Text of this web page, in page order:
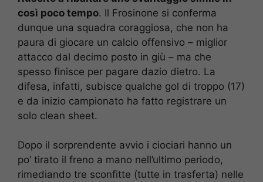
così poco tempo. Il Frosinone si conferma
dunque una squadra coraggiosa, che non ha
paura di giocare un calcio offensivo – miglior
attacco dal decimo posto in giù – ma che
spesso finisce per pagare dazio dietro. La
difesa, infatti, subisce qualche gol di troppo (17)
e da inizio campionato ha fatto registrare un
solo clean sheet.
Dopo il sorprendente avvio i ciociari hanno un
po’ tirato il freno a mano nell’ultimo periodo,
rimediando tre sconfitte (tutte in trasferta) nelle